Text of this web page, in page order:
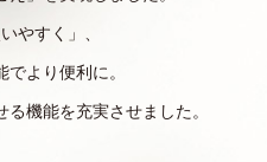
やすく」、
でより便利に。
機能を充実させました。